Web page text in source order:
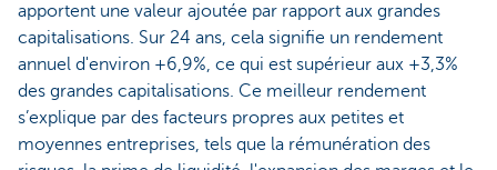
apportent une valeur ajoutée par rapport aux grandes
capitalisations. Sur 24 ans, cela signifie un rendement
annuel d'environ +6,9%, ce qui est supérieur aux +3,3%
des grandes capitalisations. Ce meilleur rendement
s’explique par des facteurs propres aux petites et
moyennes entreprises, tels que la rémunération des